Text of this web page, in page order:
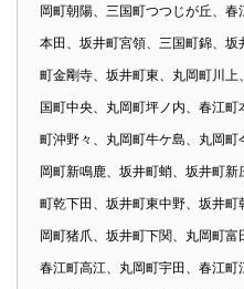
岡町朝陽、三国町つつじが丘、
本田、坂井町宮領、三国町錦、
町金剛寺、坂井町東、丸岡町川
国町中央、丸岡町坪ノ内、春江
町沖野々、丸岡町牛ケ島、丸岡
岡町新鳴鹿、坂井町蛸、坂井町
町乾下田、坂井町東中野、坂井
岡町猪爪、坂井町下関、丸岡町富
春江町高江、丸岡町宇田、春江